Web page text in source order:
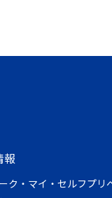
報
ク・マイ・セルフプリ